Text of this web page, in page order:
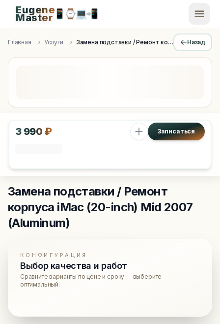
Apple Diagnostics & Engineering Authority in Saint
Eugene
Master📱 ⌚💻📲
Главная Услуги Замена подставки / Ремонт корпуса Назад
3 990 ₽ Записаться
Замена подставки / Ремонт
корпуса iMac (20-inch) Mid 2007
(Aluminum)
КОНФИГУРАЦИЯ
Выбор качества и работ
Сравните варианты по цене и сроку — выберите
оптимальный.